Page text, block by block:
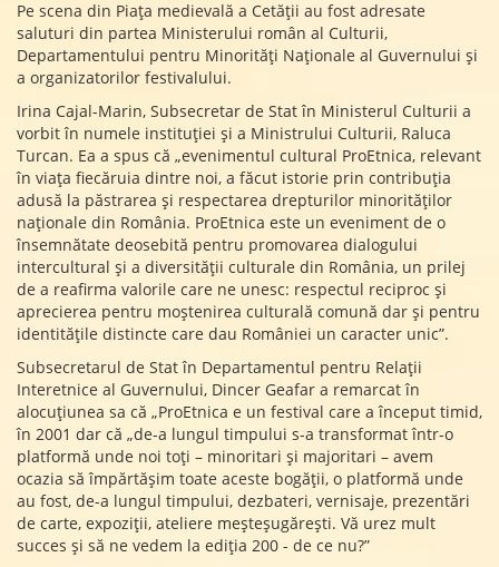
Pe scena din Piața medievală a Cetății au fost adresate
saluturi din partea Ministerului român al Culturii,
Departamentului pentru Minorități Naționale al Guvernului și
a organizatorilor festivalului.
Irina Cajal-Marin, Subsecretar de Stat în Ministerul Culturii a
vorbit în numele instituției și a Ministrului Culturii, Raluca
Turcan. Ea a spus că „evenimentul cultural ProEtnica, relevant
în viața fiecăruia dintre noi, a făcut istorie prin contribuția
adusă la păstrarea și respectarea drepturilor minorităților
naționale din România. ProEtnica este un eveniment de o
însemnătate deosebită pentru promovarea dialogului
intercultural și a diversității culturale din România, un prilej
de a reafirma valorile care ne unesc: respectul reciproc și
aprecierea pentru moștenirea culturală comună dar și pentru
identitățile distincte care dau României un caracter unic”.
Subsecretarul de Stat în Departamentul pentru Relații
Interetnice al Guvernului, Dincer Geafar a remarcat în
alocuțiunea sa că „ProEtnica e un festival care a început timid,
în 2001 dar că „de-a lungul timpului s-a transformat într-o
platformă unde noi toți – minoritari și majoritari – avem
ocazia să împărtășim toate aceste bogății, o platformă unde
au fost, de-a lungul timpului, dezbateri, vernisaje, prezentări
de carte, expoziții, ateliere meșteșugărești. Vă urez mult
succes și să ne vedem la ediția 200 - de ce nu?”